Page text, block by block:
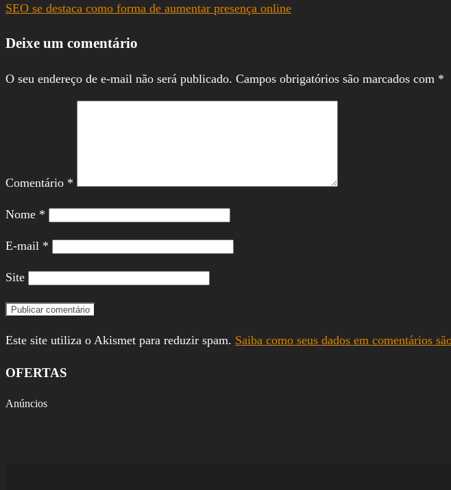
SEO se destaca como forma de aumentar presença online
Deixe um comentário
O seu endereço de e-mail não será publicado. Campos obrigatórios são marcados com *
Comentário *
Nome *
E-mail *
Site
Este site utiliza o Akismet para reduzir spam. Saiba como seus dados em comentários
OFERTAS
Anúncios